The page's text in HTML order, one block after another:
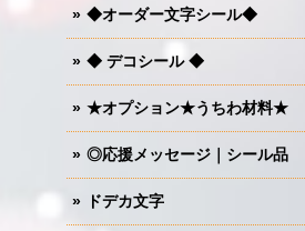
◆オーダー文字シール◆
◆ デコシール ◆
★オプション★うちわ材料★
◎応援メッセージ｜シール品
ドデカ文字